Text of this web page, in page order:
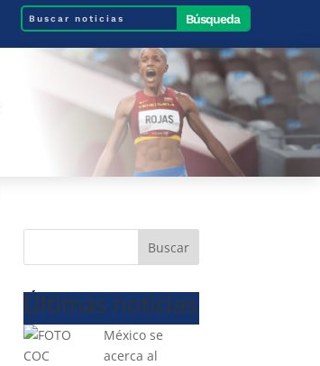
Buscar
Últimas noticias
México se
acerca al